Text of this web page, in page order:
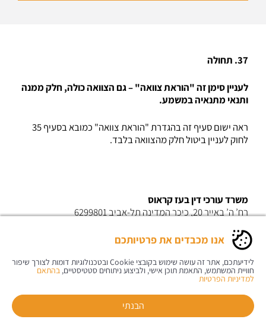
37. תחולה
לעניין סימן זה "הוראת צוואה" – גם הצוואה כולה, חלק ממנה
ותנאי מתנאיה במשמע.
ראה ישום סעיף זה בהגדרת "הוראת צוואה" כמובא בסעיף 35
לחוק לעניין ביטול חלק מהצוואה בלבד.
משרד עורכי דין בעז קראוס
רח’ ה’ באייר 20, כיכר המדינה תל-אביב 6299801
כל הזכויות שמורות ל משרד עורכי-דין בעז קראוס – צוואה וירושה
תקנון אתר
אנו מכבדים את פרטיותכם
לידיעתכם, אתר זה עושה שימוש בקובצי Cookie ובטכנולוגיות דומות לצורך שיפור
חוויית המשתמש, התאמת תוכן אישי, ולביצוע ניתוחים סטטיסטיים, בהתאם
למדיניות הפרטיות
הבנתי